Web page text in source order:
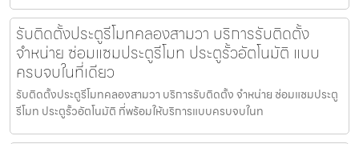
รับติดตั้งประตูรีโมทคลองสามวา บริการรับติดตั้ง
จำหน่าย ซ่อมแซมประตูรีโมท ประตูรั้วอัตโนมัติ แบบ
ครบจบในที่เดียว
รับติดตั้งประตูรีโมทคลองสามวา บริการรับติดตั้ง จำหน่าย ซ่อมแซมประตู
รีโมท ประตูรั้วอัตโนมัติ ที่พร้อมให้บริการแบบครบจบในท